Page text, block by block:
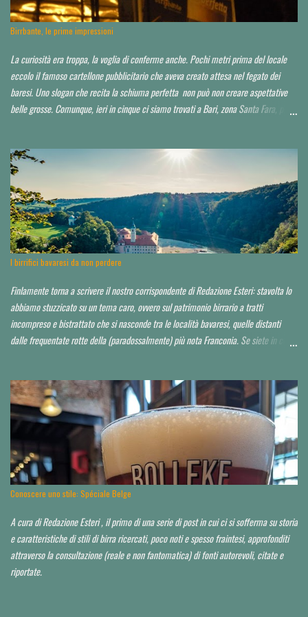
Birrbante, le prime impressioni
La curiosità era troppa, la voglia di conferme anche. Pochi metri prima del locale
eccolo il famoso cartellone pubblicitario che aveva creato attesa nel fegato dei
baresi. Uno slogan che recita la schiuma perfetta non può non creare aspettative
belle grosse. Comunque, ieri in cinque ci siamo trovati a Bari, zona Santa Fara, per
invito o conoscenza. Noi, non so in che modo, ma ce l'abbiamo fatta ad impietosire
qualcuno. Non abbiamo potuto capire neppure chi fosse il titolare, il birraio, il
proprietario, il socio...d'altro canto la serata non era quella ideale. Avrei voluto
approfondire. Locale molto grande, credo sui 200 coperti. Idea di ristorazione
leggera, niente di esagerato seppur dall'aspetto chic o "chiccoso". Arredamento in
stile moderno, niente panche appiccicose, banconi. Niente che pia...
I birrifici bavaresi da non perdere
Finlamente torna a scrivere il nostro corrispondente di Redazione Esteri: stavolta lo
abbiamo stuzzicato su un tema caro, ovvero sul patrimonio birrario a tratti
incompreso e bistrattato che si nasconde tra le località bavaresi, quelle distanti
dalle frequentate rotte della (paradossalmente) più nota Franconia. Se siete in cerca
approfondire nei prossimi anni. Partiamo da un assunto: a saper scegliere, in Baviera
si beve mediamente bene, spesso anche molto bene, in alcuni casi perfino
eccezionalmente bene. La Baviera è il più esteso Land della Repubblica federale di
Germania e occupa la parte a sud-orientale del paese. Il territorio dello Stato è
suddiviso a sua volta in sette distretti governativi, che hanno ciascuno una città
capoluogo. Dal punto di vista dell’appassionato birrario italiano, si è già scritto d...
Conoscere uno stile: Spéciale Belge
A cura di Redazione Esteri , il primo di una serie di post in cui ci si sofferma su storia
e caratteristiche di stili di birra ricercati, poco noti e spesso fraintesi, approfonditi
attraverso la consultazione (reale e non fantomatica) di fonti autorevoli, citate e
riportate.